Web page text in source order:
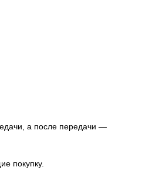
а после передачи —
покупку.